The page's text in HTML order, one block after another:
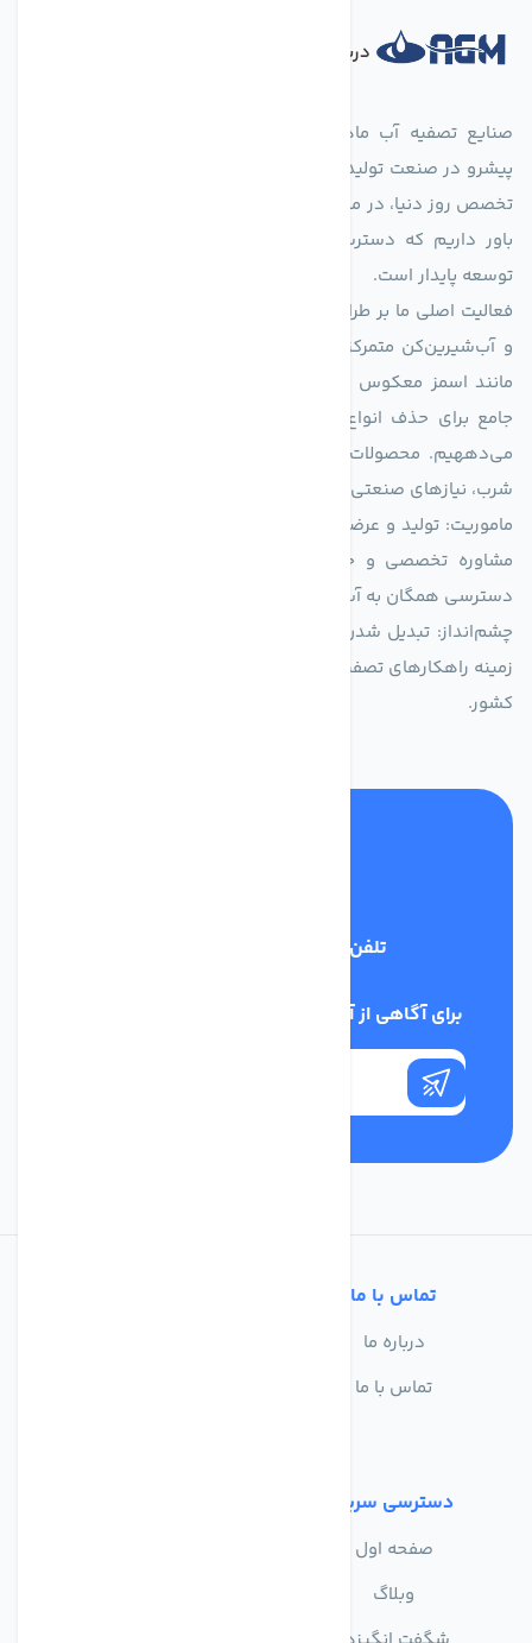
درباره فروشگاه
پیشرو در صنعت تولید تجهیزات تصفیه آب، با تکیه بر دانش فنی و
تخصص روز دنیا، در مسیر تأمین آب سالم و پایدار گام برمی‌دارد. ما
باور داریم که دسترسی به آب پاک، یک حق اساسی و زیربنای
توسعه پایدار است.
فعالیت اصلی ما بر طراحی و تولید سیستم‌های پیشرفته تصفیه آب
و آب‌شیرین‌کن متمرکز است. ما با بهره‌گیری از فناوری‌های نوین
جامع برای حذف انواع آلاینده‌ها، املاح و نمک از منابع آبی ارائه
می‌دههیم. محصولات ما برای مصارف متنوعی از جمله تأمین آب
شرب، نیازهای صنعتی و کشاورزی طراحی و بهینه‌سازی شده‌اند.
ماموریت: تولید و عرضه محصولاتی با بالاترین استاندارد کیفی، ارائه
مشاوره تخصصی و خدمات پس از فروش مطمئن برای تضمین
دسترسی همگان به آب پاک و سالم.
چشم‌انداز: تبدیل شدن به انتخاب اول صنایع و مصرف‌کنندگان در
زمینه راهکارهای تصفیه آب و ایفای نقشی کلیدی در حفظ منابع آبی
کشور.
تلفن پشتیبانی
برای آگاهی از آخرین اخبار در خبرنامه ما عضو شوید
تماس با ما
درباره ما
تماس با ما
دسترسی سریع
صفحه اول
وبلاگ